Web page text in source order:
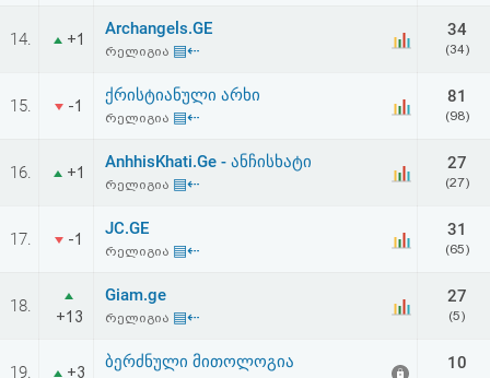
14. +1
Archangels.GE
რელიგია ▤⇠
34
(34)
15. -1
ქრისტიანული არხი
რელიგია ▤⇠
81
(98)
16. +1
AnhhisKhati.Ge - ანჩისხატი
რელიგია ▤⇠
27
(27)
17. -1
JC.GE
რელიგია ▤⇠
31
(65)
18.
+13
Giam.ge
რელიგია ▤⇠
27
(5)
19. +3
ბერძნული მითოლოგია 10